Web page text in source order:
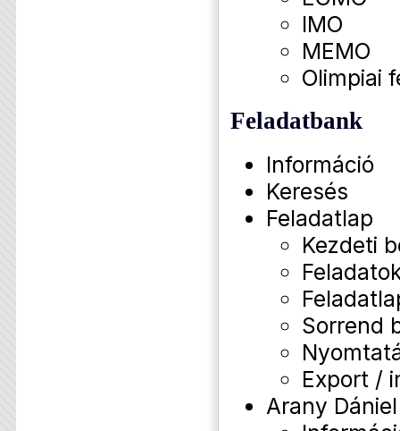
IMO
MEMO
Olimpiai
Feladatbank
Információ
Keresés
Feladatlap
Kezdeti
Sorrend
Export /
Arany Dániel